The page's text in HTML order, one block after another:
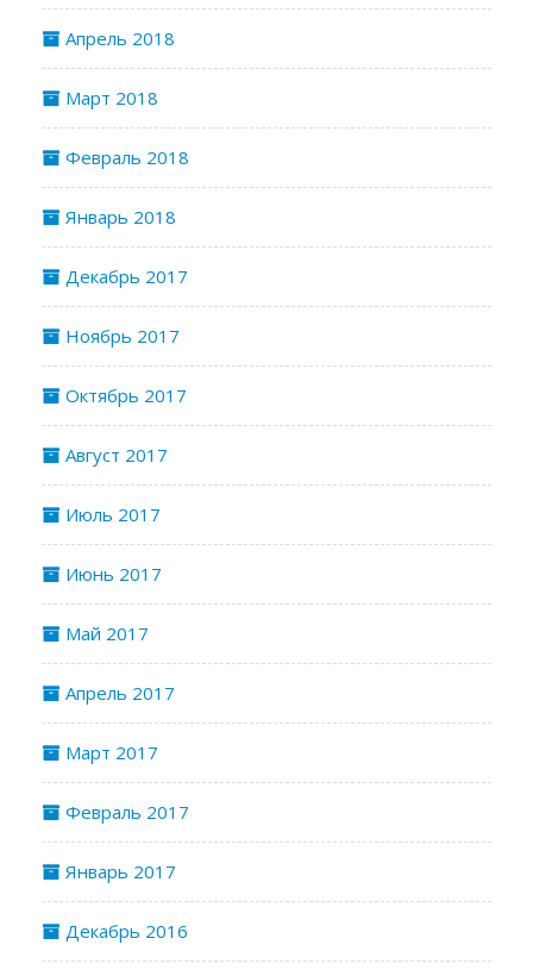
Апрель 2018
Март 2018
Февраль 2018
Январь 2018
Декабрь 2017
Ноябрь 2017
Октябрь 2017
Август 2017
Июль 2017
Июнь 2017
Май 2017
Апрель 2017
Март 2017
Февраль 2017
Январь 2017
Декабрь 2016